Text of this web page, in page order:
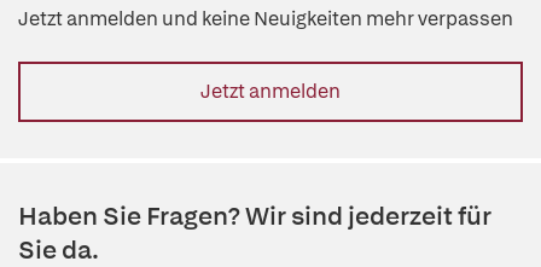
Jetzt anmelden und keine Neuigkeiten mehr verpassen
Jetzt anmelden
Haben Sie Fragen? Wir sind jederzeit für
Sie da.